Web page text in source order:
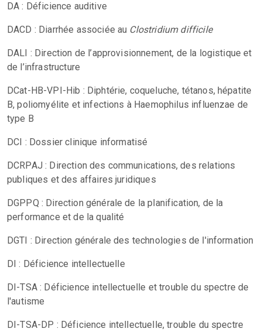
DA : Déficience auditive
DACD : Diarrhée associée au Clostridium difficile
DALI : Direction de l’approvisionnement, de la logistique et
de l’infrastructure
DCat-HB-VPI-Hib : Diphtérie, coqueluche, tétanos, hépatite
B, poliomyélite et infections à Haemophilus influenzae de
type B
DCI : Dossier clinique informatisé
DCRPAJ : Direction des communications, des relations
publiques et des affaires juridiques
DGPPQ : Direction générale de la planification, de la
performance et de la qualité
DGTI : Direction générale des technologies de l'information
DI : Déficience intellectuelle
DI-TSA : Déficience intellectuelle et trouble du spectre de
l'autisme
DI-TSA-DP : Déficience intellectuelle, trouble du spectre